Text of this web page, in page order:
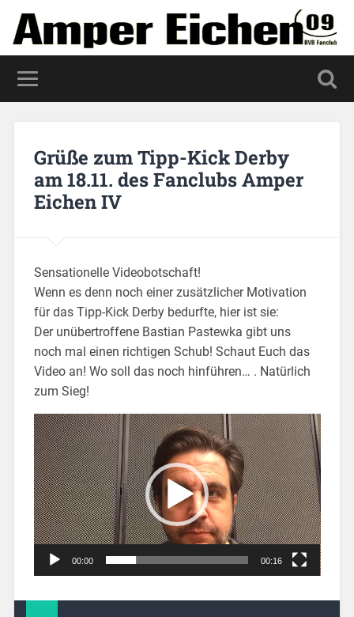
Grüße zum Tipp-Kick Derby
am 18.11. des Fanclubs Amper
Eichen IV
Sensationelle Videobotschaft!
Wenn es denn noch einer zusätzlicher Motivation
für das Tipp-Kick Derby bedurfte, hier ist sie:
Der unübertroffene Bastian Pastewka gibt uns
noch mal einen richtigen Schub! Schaut Euch das
Video an! Wo soll das noch hinführen… . Natürlich
zum Sieg!
Video-
Player
00:00 00:16